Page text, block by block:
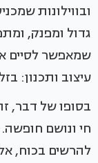
ובווילונות
גדול ומפנק,
שמאפשר לסיים
עיצוב ותכנון:
בסופו של דבר,
חי ונושם
להרשים בכוח,